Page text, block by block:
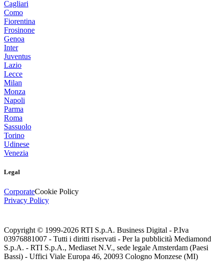
Cagliari
Como
Fiorentina
Frosinone
Genoa
Inter
Juventus
Lazio
Lecce
Milan
Monza
Napoli
Parma
Roma
Sassuolo
Torino
Udinese
Venezia
Legal
CorporateCookie Policy
Privacy Policy
Copyright © 1999-2026 RTI S.p.A. Business Digital - P.Iva
03976881007 - Tutti i diritti riservati - Per la pubblicità Mediamond
S.p.A. - RTI S.p.A., Mediaset N.V., sede legale Amsterdam (Paesi
Bassi) - Uffici Viale Europa 46, 20093 Cologno Monzese (MI)